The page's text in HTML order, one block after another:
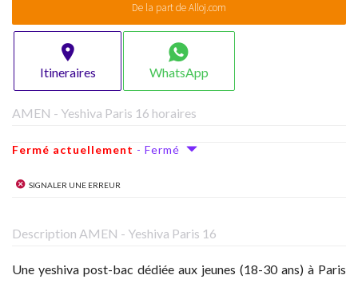
De la part de Alloj.com
Itineraires WhatsApp
AMEN - Yeshiva Paris 16 horaires
Fermé actuellement - Fermé
Signaler une erreur
Description AMEN - Yeshiva Paris 16
Une yeshiva post-bac dédiée aux jeunes (18-30 ans) à Paris